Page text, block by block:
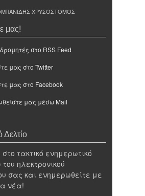
ΧΡΥΣΟΣΤΟΜΟΣ
μας!
στο RSS Feed
μας στο Twitter
μας στο Facebook
μας μέσω Mail
Δελτίο
τακτικό ενημερωτικό
ηλεκτρονικού
σας και ενημερωθείτε με
νέα!